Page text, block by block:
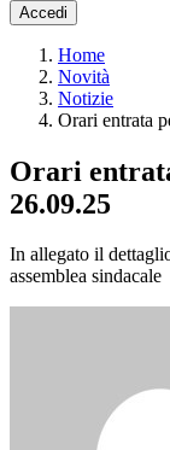
Accedi
Home
Novità
Notizie
Orari entrata
Orari
26.09.25
In allegato il
assemblea sindacale